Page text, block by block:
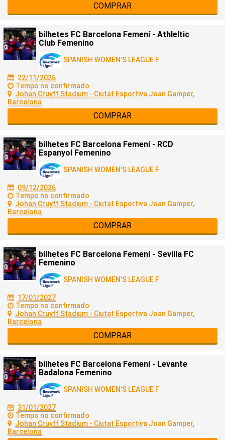
COMPRAR
bilhetes FC Barcelona Femení - Athleltic
Club Femenino
SPANISH WOMEN'S LEAGUE F
22/11/2026
Tempo no confirmado
Johan Cruyff Stadium - Ciutat Esportiva Joan Gamper,
Barcelona
COMPRAR
bilhetes FC Barcelona Femení - RCD
Espanyol Femenino
SPANISH WOMEN'S LEAGUE F
09/12/2026
Tempo no confirmado
Johan Cruyff Stadium - Ciutat Esportiva Joan Gamper,
Barcelona
COMPRAR
bilhetes FC Barcelona Femení - Sevilla FC
Femenino
SPANISH WOMEN'S LEAGUE F
17/01/2027
Tempo no confirmado
Johan Cruyff Stadium - Ciutat Esportiva Joan Gamper,
Barcelona
COMPRAR
bilhetes FC Barcelona Femení - Levante
Badalona Femenino
SPANISH WOMEN'S LEAGUE F
31/01/2027
Tempo no confirmado
Johan Cruyff Stadium - Ciutat Esportiva Joan Gamper,
Barcelona